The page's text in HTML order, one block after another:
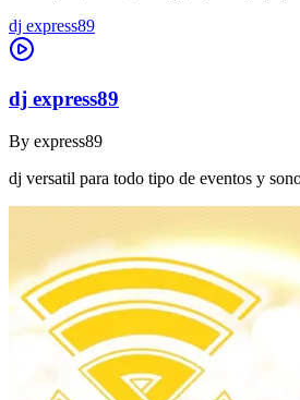
dj express89
dj express89
By express89
dj versatil para todo tipo de eventos y